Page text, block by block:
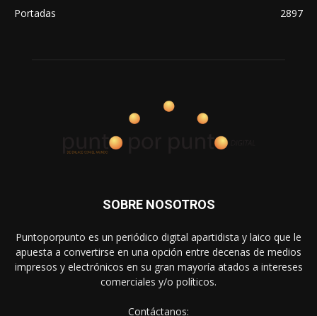
Portadas
2897
SOBRE NOSOTROS
Puntoporpunto es un periódico digital apartidista y laico que le
apuesta a convertirse en una opción entre decenas de medios
impresos y electrónicos en su gran mayoría atados a intereses
comerciales y/o políticos.
Contáctanos: